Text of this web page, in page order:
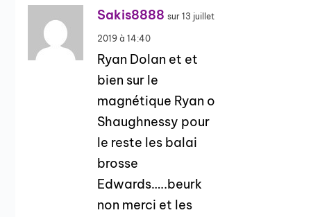
Sakis8888 sur 13 juillet
2019 à 14:40
Ryan Dolan et et
bien sur le
magnétique Ryan o
Shaughnessy pour
le reste les balai
brosse
Edwards…..beurk
non merci et les